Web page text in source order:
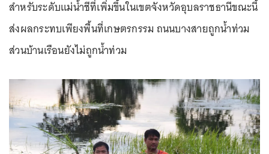
สำหรับระดับแม่น้ำชีที่เพิ่มขึ้นในเขตจังหวัดอุบลราชธานีขณะนี้
ส่งผลกระทบเพียงพื้นที่เกษตรกรรม ถนนบางสายถูกน้ำท่วม
ส่วนบ้านเรือนยังไม่ถูกน้ำท่วม